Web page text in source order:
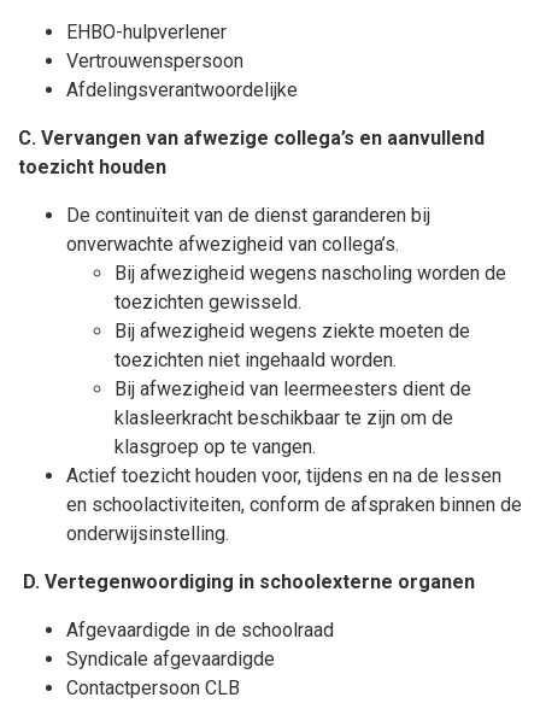
EHBO-hulpverlener
Vertrouwenspersoon
Afdelingsverantwoordelijke
C. Vervangen van afwezige collega’s en aanvullend
toezicht houden
De continuïteit van de dienst garanderen bij
onverwachte afwezigheid van collega’s.
Bij afwezigheid wegens nascholing worden de
toezichten gewisseld.
Bij afwezigheid wegens ziekte moeten de
toezichten niet ingehaald worden.
Bij afwezigheid van leermeesters dient de
klasleerkracht beschikbaar te zijn om de
klasgroep op te vangen.
Actief toezicht houden voor, tijdens en na de lessen
en schoolactiviteiten, conform de afspraken binnen de
onderwijsinstelling.
D. Vertegenwoordiging in schoolexterne organen
Afgevaardigde in de schoolraad
Syndicale afgevaardigde
Contactpersoon CLB